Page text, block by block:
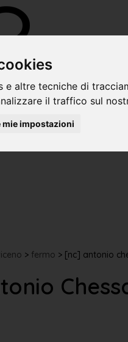
e altre tecniche di
il traffico sul
mie impostazioni
>fermo > [nc] antonio